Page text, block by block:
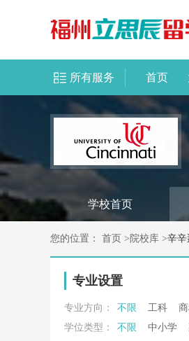
所有服务 首页
学校首页
您的位置： 首页 > 院校库 >辛辛
专业设置
专业方向： 不限 工科
学位类型：
不限 中小学